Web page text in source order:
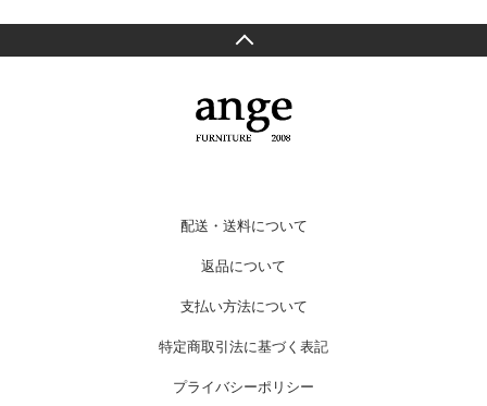
配送・送料について
返品について
支払い方法について
特定商取引法に基づく表記
プライバシーポリシー